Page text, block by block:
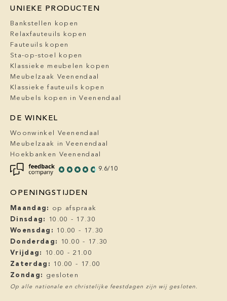
UNIEKE PRODUCTEN
Bankstellen kopen
Relaxfauteuils kopen
Fauteuils kopen
Sta-op-stoel kopen
Klassieke meubelen kopen
Meubelzaak Veenendaal
Klassieke fauteuils kopen
Meubels kopen in Veenendaal
DE WINKEL
Woonwinkel Veenendaal
Meubelzaak in Veenendaal
Hoekbanken Veenendaal
9.6/10
OPENINGSTIJDEN
Maandag: op afspraak
Dinsdag: 10.00 - 17.30
Woensdag: 10.00 - 17.30
Donderdag: 10.00 - 17.30
Vrijdag: 10.00 - 21.00
Zaterdag: 10.00 - 17.00
Zondag: gesloten
Op alle nationale en christelijke feestdagen zijn wij gesloten.